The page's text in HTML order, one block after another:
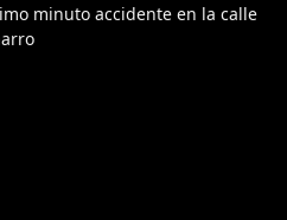
minuto accidente en la calle